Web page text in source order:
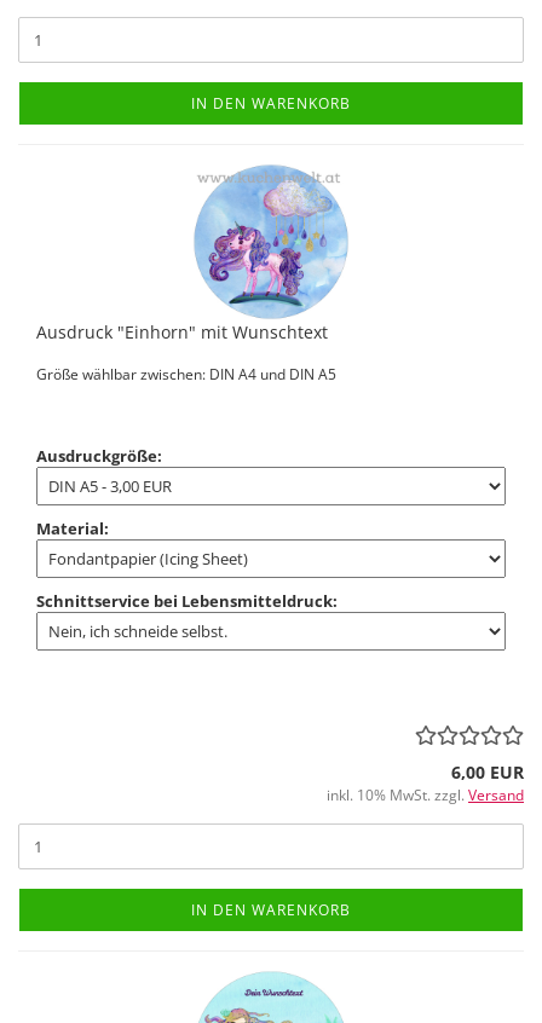
IN DEN WARENKORB
Ausdruck "Einhorn" mit Wunschtext
Größe wählbar zwischen: DIN A4 und DIN A5
Ausdruckgröße:
Material:
Schnittservice bei Lebensmitteldruck:
6,00 EUR
inkl. 10% MwSt. zzgl. Versand
IN DEN WARENKORB